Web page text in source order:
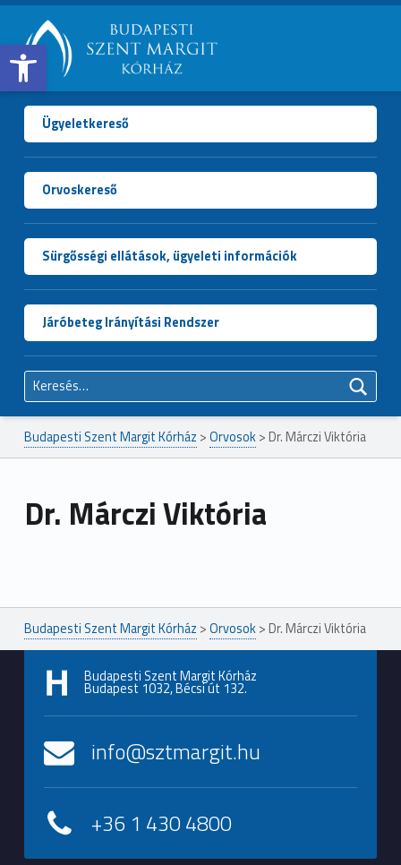
Open toolbar
BUDAPESTI
SZENT
MARGIT
KÓRHÁZ
Ügyeletkereső
Orvoskereső
Sürgősségi ellátások, ügyeleti információk
Járóbeteg Irányítási Rendszer
Keresés:
Budapesti Szent Margit Kórház >Orvosok> Dr. Márczi Viktória
Dr. Márczi Viktória
Budapesti Szent Margit Kórház >Orvosok> Dr. Márczi Viktória
Budapesti Szent Margit Kórház
Budapest 1032, Bécsi út 132.
info@sztmargit.hu
+36 1 430 4800